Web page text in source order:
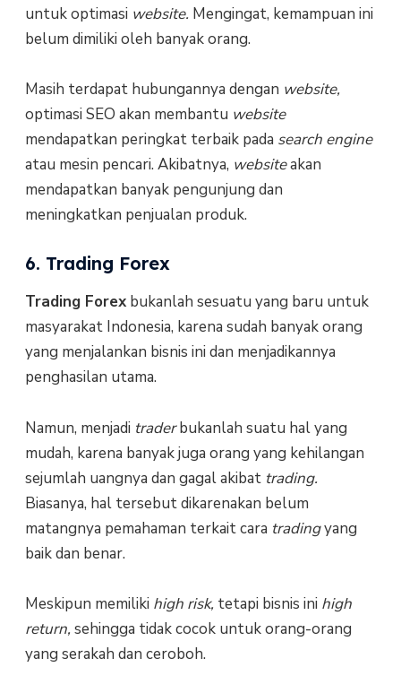
untuk optimasi website. Mengingat, kemampuan ini
belum dimiliki oleh banyak orang.
Masih terdapat hubungannya dengan website,
optimasi SEO akan membantu website
mendapatkan peringkat terbaik pada search engine
atau mesin pencari. Akibatnya, websiteakan
mendapatkan banyak pengunjung dan
meningkatkan penjualan produk.
6. Trading Forex
Trading Forex bukanlah sesuatu yang baru untuk
masyarakat Indonesia, karena sudah banyak orang
yang menjalankan bisnis ini dan menjadikannya
penghasilan utama.
Namun, menjadi traderbukanlah suatu hal yang
mudah, karena banyak juga orang yang kehilangan
sejumlah uangnya dan gagal akibat trading.
Biasanya, hal tersebut dikarenakan belum
matangnya pemahaman terkait cara tradingyang
baik dan benar.
Meskipun memiliki high risk, tetapi bisnis ini high
return,sehingga tidak cocok untuk orang-orang
yang serakah dan ceroboh.